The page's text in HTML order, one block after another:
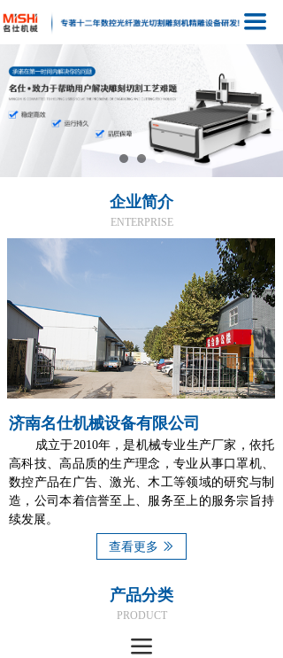
끀
企业简介
ENTERPRISE
济南名仕机械设备有限公司
成立于2010年，是机械专业生产厂家，依托
高科技、高品质的生产理念，专业从事口罩机、
数控产品在广告、激光、木工等领域的研究与制
造，公司本着信誉至上、服务至上的服务宗旨持
续发展。
查看更多 ꅀ
产品分类
PRODUCT
끀